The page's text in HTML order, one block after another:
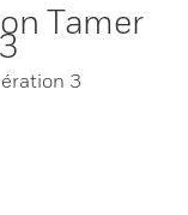
Tamer
3